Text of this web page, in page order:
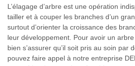
L’élagage d’arbre est une opération
tailler et à couper les branches d’un
surtout d’orienter la croissance des
leur développement. Pour avoir un
bien s’assurer qu’il soit pris au soin par
pouvez faire appel à notre entreprise